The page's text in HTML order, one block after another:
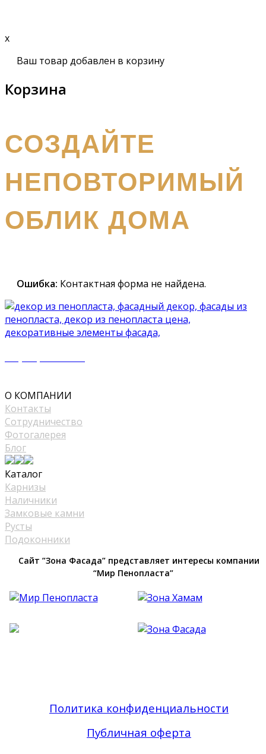
x
Ваш товар добавлен в корзину
Корзина
СОЗДАЙТЕ
НЕПОВТОРИМЫЙ
ОБЛИК ДОМА
Ошибка: Контактная форма не найдена.
О КОМПАНИИ
Контакты
Сотрудничество
Фотогалерея
Блог
Каталог
Карнизы
Наличники
Замковые камни
Русты
Подоконники
Сайт ”Зона Фасада” представляет интересы компании
“Мир Пенопласта”
Политика конфиденциальности
Публичная оферта